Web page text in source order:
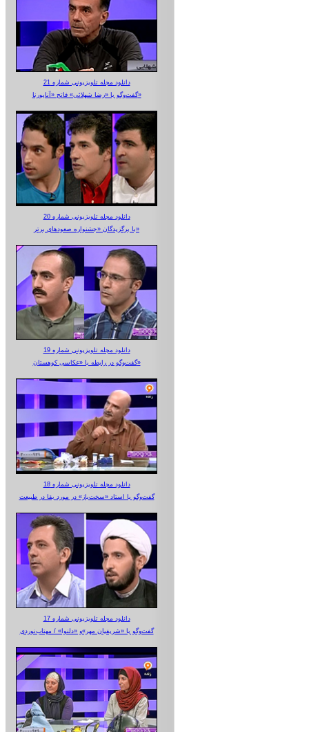
دانلود مجله تلویزیونی شماره 21
گفت‌وگو با «رضا شهلائی» فاتح «آناپورنا»
دانلود مجله تلویزیونی شماره 20
با برگزیدگان «جشنواره صعودهای برتر»
دانلود مجله تلویزیونی شماره 19
گفت‌وگو در رابطه با «عکاسی کوهستان»
دانلود مجله تلویزیونی شماره 18
گفت‌وگو با استاد «سخت‌باز» در مورد بقا در طبیعت
دانلود مجله تلویزیونی شماره 17
گفت‌وگو با «شریفیان مهر»‌و «دلنوا» / مهتاب‌نوردی